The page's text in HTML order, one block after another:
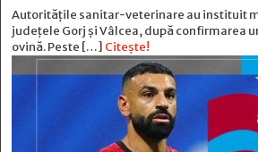
Autoritățile sanitar-veterinare au instituit
județele Gorj și Vâlcea, după confirmarea
ovină. Peste […] Citește!